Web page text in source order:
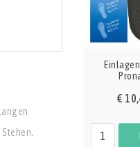
Einlagen
€